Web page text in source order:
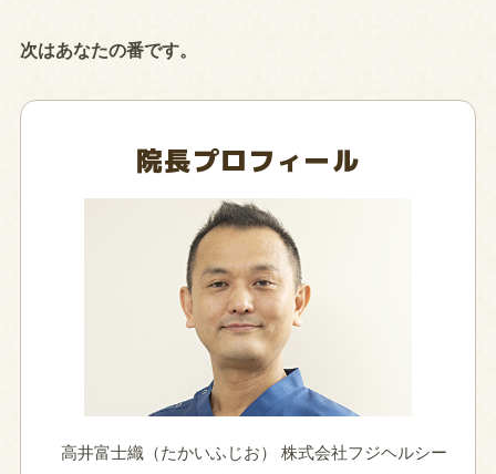
次はあなたの番です。
院長プロフィール
高井富士織（たかいふじお） 株式会社フジヘルシー